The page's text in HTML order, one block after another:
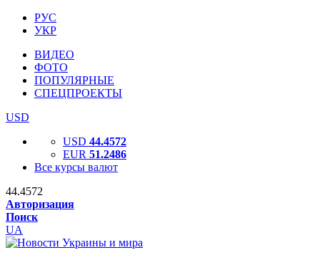
РУС
УКР
ВИДЕО
ФОТО
ПОПУЛЯРНЫЕ
СПЕЦПРОЕКТЫ
USD
USD 44.4572
EUR 51.2486
Все курсы валют
44.4572
Авторизация
Поиск
UA